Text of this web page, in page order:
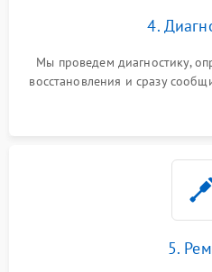
4.
Мы проведем диагностику,
восстановления и сразу
5.